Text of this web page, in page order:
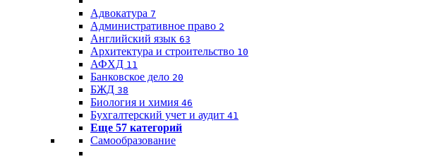
Адвокатура 7
Административное право 2
Английский язык 63
Архитектура и строительство 10
АФХД 11
Банковское дело 20
БЖД 38
Биология и химия 46
Бухгалтерский учет и аудит 41
Еще 57 категорий
Самообразование